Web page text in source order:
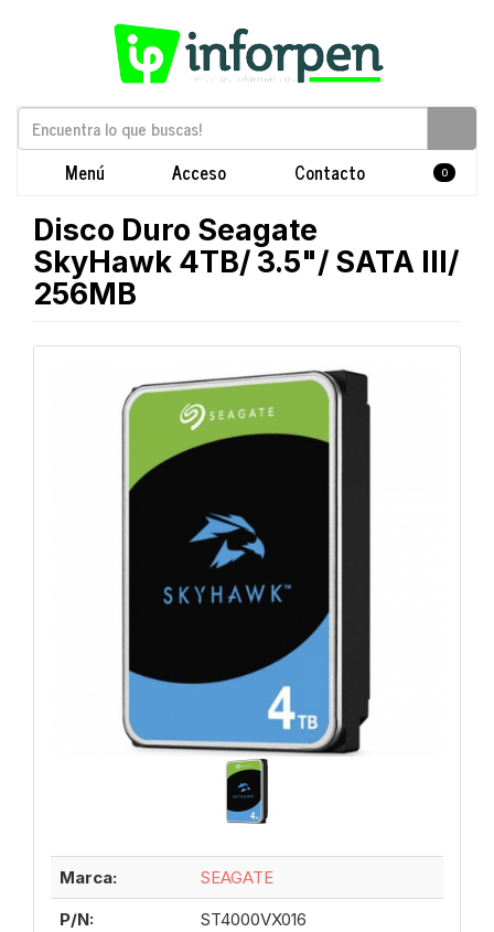
Menú Acceso Contacto 0
Disco Duro Seagate
SkyHawk 4TB/ 3.5"/ SATA III/
256MB
Marca:
SEAGATE
P/N:
ST4000VX016